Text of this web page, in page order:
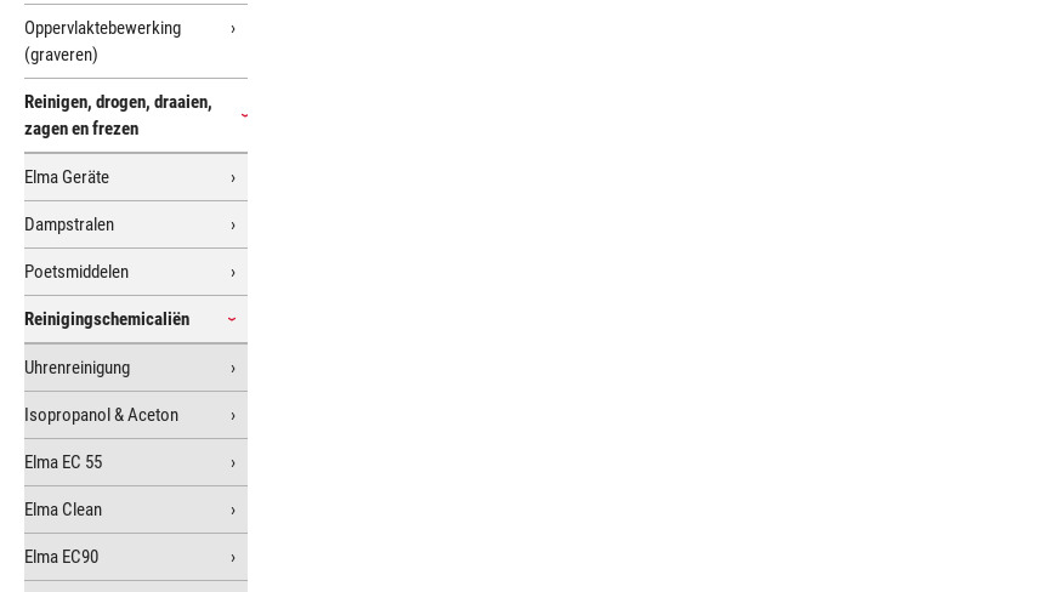
Oppervlaktebewerking
(graveren)
Reinigen, drogen, draaien,
zagen en frezen
Elma Geräte
Dampstralen
Poetsmiddelen
Reinigingschemicaliën
Uhrenreinigung
Isopropanol & Aceton
Elma EC 55
Elma Clean
Elma EC90